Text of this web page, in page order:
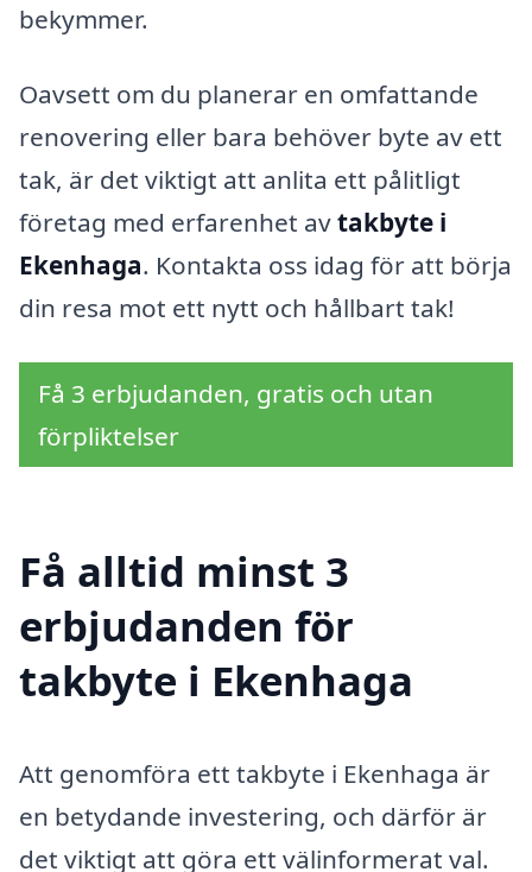
bekymmer.
Oavsett om du planerar en omfattande
renovering eller bara behöver byte av ett
tak, är det viktigt att anlita ett pålitligt
företag med erfarenhet avtakbyte i
Ekenhaga. Kontakta oss idag för att börja
din resa mot ett nytt och hållbart tak!
Få 3 erbjudanden, gratis och utan
förpliktelser
Få alltid minst 3
erbjudanden för
takbyte i Ekenhaga
Att genomföra ett takbyte i Ekenhaga är
en betydande investering, och därför är
det viktigt att göra ett välinformerat val.